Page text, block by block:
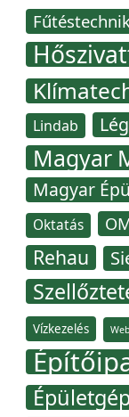
Lindab
Magyar
Magyar
Oktatás
Rehau
Vízkezelés